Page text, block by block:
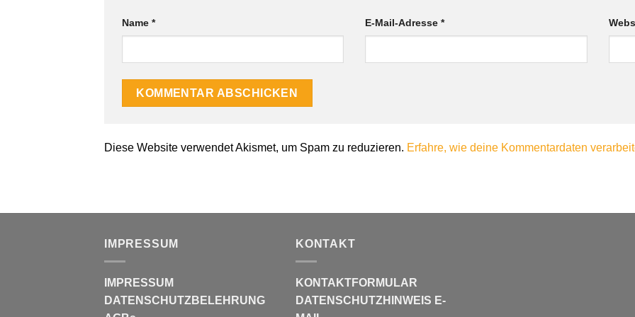
Name * E-Mail-Adresse*
Diese Website verwendet Akismet, um Spam zu reduzieren. Erfahre, wie deine Kommentardaten
IMPRESSUM
IMPRESSUM
DATENSCHUTZBELEHRUNG
KONTAKT
KONTAKTFORMULAR
DATENSCHUTZHINWEIS E-